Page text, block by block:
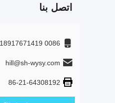
اتصل بنا
0086 18917671419
hill@sh-wysy.com
86-21-64308192